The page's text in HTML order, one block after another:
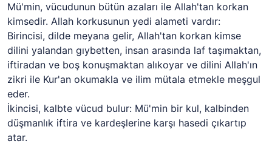
Mü'min, vücudunun bütün azaları ile Allah'tan korkan
kimsedir. Allah korkusunun yedi alameti vardır:
Birincisi, dilde meyana gelir, Allah'tan korkan kimse
dilini yalandan gıybetten, insan arasında laf taşımaktan,
iftiradan ve boş konuşmaktan alıkoyar ve dilini Allah'ın
zikri ile Kur'an okumakla ve ilim mütala etmekle meşgul
eder.
İkincisi, kalbte vücud bulur: Mü'min bir kul, kalbinden
düşmanlık iftira ve kardeşlerine karşı hasedi çıkartıp
atar.